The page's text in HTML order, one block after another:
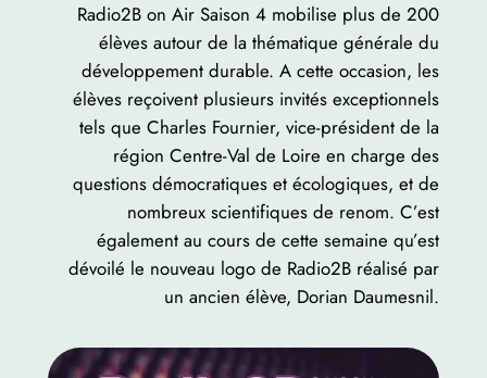
Radio2B on Air Saison 4 mobilise plus de 200
élèves autour de la thématique générale du
développement durable. A cette occasion, les
élèves reçoivent plusieurs invités exceptionnels
tels que Charles Fournier, vice-président de la
région Centre-Val de Loire en charge des
questions démocratiques et écologiques, et de
nombreux scientifiques de renom. C’est
également au cours de cette semaine qu’est
dévoilé le nouveau logo de Radio2B réalisé par
un ancien élève, Dorian Daumesnil.